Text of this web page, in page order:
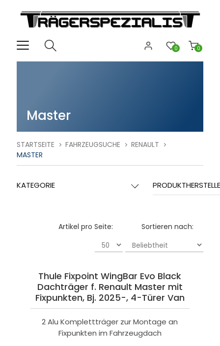
0
0
Master
STARTSEITE FAHRZEUGSUCHE
RENAULT
MASTER
KATEGORIE
Sortieren nach:
Artikel pro Seite:
Thule Fixpoint WingBar Evo Black
Dachträger f. Renault Master mit
Fixpunkten, Bj. 2025-, 4-Türer Van
2 Alu Komplettträger zur Montage an
Fixpunkten im Fahrzeugdach